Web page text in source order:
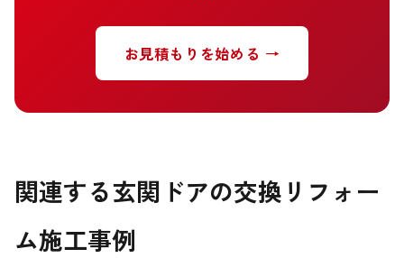
お見積もりを始める →
関連する玄関ドアの交換リフォー
ム施工事例